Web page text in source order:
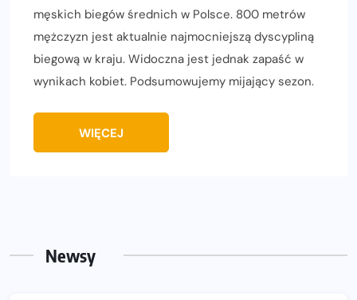
męskich biegów średnich w Polsce. 800 metrów
mężczyzn jest aktualnie najmocniejszą dyscypliną
biegową w kraju. Widoczna jest jednak zapaść w
wynikach kobiet. Podsumowujemy mijający sezon.
WIĘCEJ
Newsy